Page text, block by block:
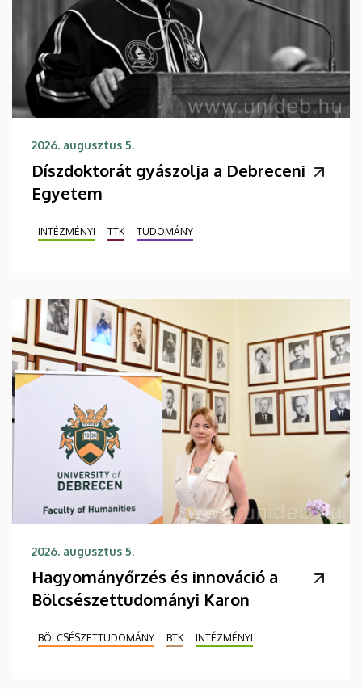
2026. augusztus 5.
Díszdoktorát gyászolja a Debreceni
Egyetem
INTÉZMÉNYI TTK TUDOMÁNY
2026. augusztus 5.
Hagyományőrzés és innováció a
Bölcsészettudományi Karon
BÖLCSÉSZETTUDOMÁNY BTK INTÉZMÉNYI